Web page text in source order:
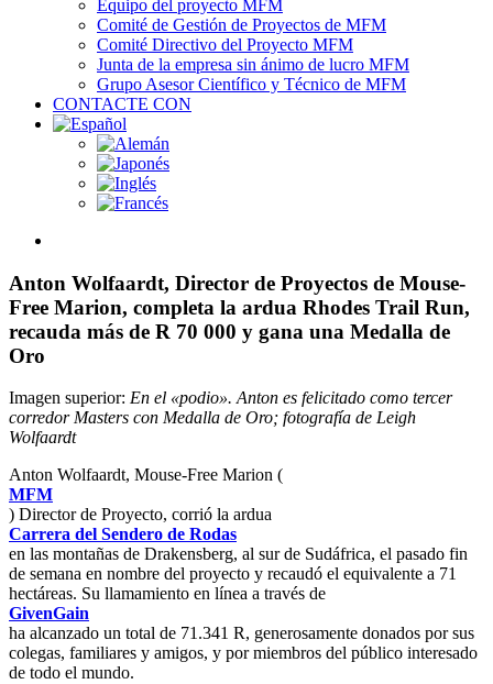
Equipo del proyecto MFM
Comité de Gestión de Proyectos de MFM
Comité Directivo del Proyecto MFM
Junta de la empresa sin ánimo de lucro MFM
Grupo Asesor Científico y Técnico de MFM
CONTACTE CON
Image
Anton Wolfaardt, Director de Proyectos de Mouse-
Free Marion, completa la ardua Rhodes Trail Run,
recauda más de R 70 000 y gana una Medalla de
Oro
Imagen superior: En el «podio». Anton es felicitado como tercer
corredor Masters con Medalla de Oro; fotografía de Leigh
Wolfaardt
Anton Wolfaardt, Mouse-Free Marion (
MFM
) Director de Proyecto, corrió la ardua
Carrera del Sendero de Rodas
en las montañas de Drakensberg, al sur de Sudáfrica, el pasado fin
de semana en nombre del proyecto y recaudó el equivalente a 71
hectáreas. Su llamamiento en línea a través de
GivenGain
ha alcanzado un total de 71.341 R, generosamente donados por sus
colegas, familiares y amigos, y por miembros del público interesado
de todo el mundo.